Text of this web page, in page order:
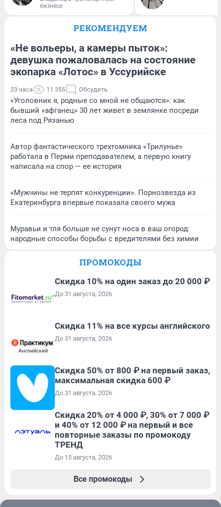
бизнесе
РЕКОМЕНДУЕМ
«Не вольеры, а камеры пыток»:
девушка пожаловалась на состояние
экопарка «Лотос» в Уссурийске
23 часа 11 355 Обсудить
«Уголовник я, родные со мной не общаются»: как
бывший «афганец» 30 лет живет в землянке посреди
леса под Рязанью
Автор фантастического трехтомника «Трилунье»
работала в Перми преподавателем, а первую книгу
написала на спор — ее история
«Мужчины не терпят конкуренции». Порнозвезда из
Екатеринбурга впервые показала своего мужа
Муравьи и тля больше не сунут носа в ваш огород:
народные способы борьбы с вредителями без химии
ПРОМОКОДЫ
Скидка 10% на один заказ до 20 000 ₽
До 31 августа, 2026
Скидка 11% на все курсы английского
До 31 августа, 2026
Скидка 50% от 800 ₽ на первый заказ,
максимальная скидка 600 ₽
До 31 августа, 2026
Скидка 20% от 4 000 ₽, 30% от 7 000 ₽
и 40% от 12 000 ₽ на первый и все
повторные заказы по промокоду
ТРЕНД
До 15 августа, 2026
Все промокоды